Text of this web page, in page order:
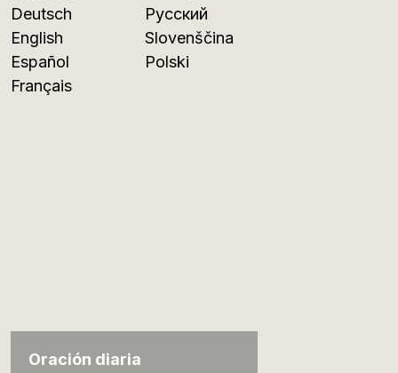
Deutsch
English
Español
Français
Русский
Slovenščina
Polski
Oración diaria